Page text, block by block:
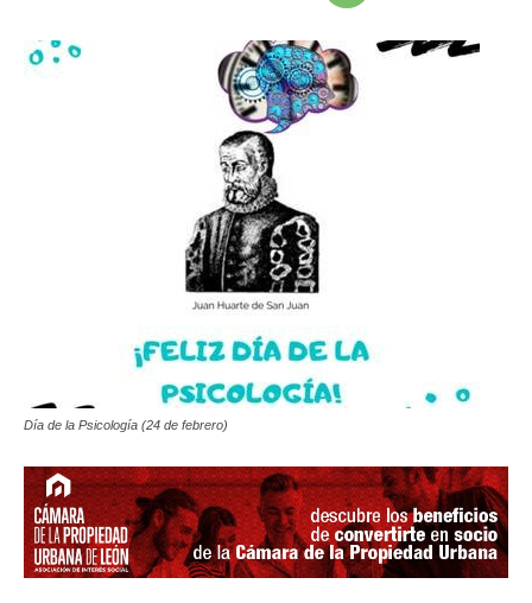
Día de la Psicología (24 de febrero)